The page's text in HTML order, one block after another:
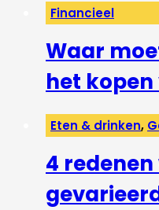
Financieel
Waar
het
Eten & drinken,
4